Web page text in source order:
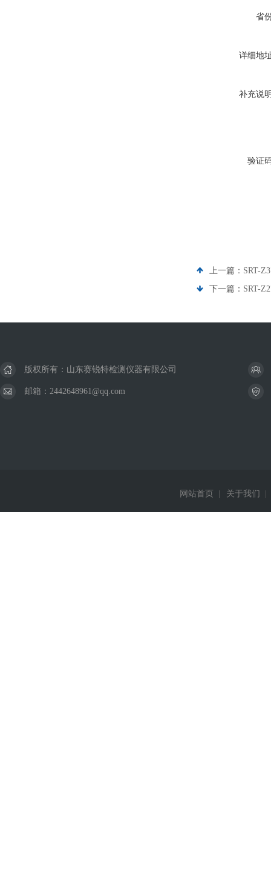
省
详细地
补充说
验证
上一篇： SRT-
下一篇： SRT-
版权所有：山东赛锐特检测仪器有限公司
邮箱：2442648961@qq.com
网站首页 关于我们